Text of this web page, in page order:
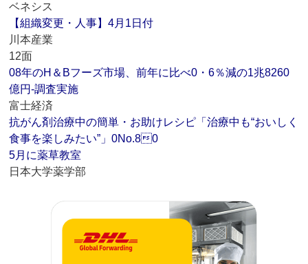
ベネシス
【組織変更・人事】4月1日付
川本産業
12面
08年のH＆Bフーズ市場、前年に比べ0・6％減の1兆8260
億円‐調査実施
富士経済
抗がん剤治療中の簡単・お助けレシピ「治療中も“おいしく
食事を楽しみたい”」0No.80
5月に薬草教室
日本大学薬学部